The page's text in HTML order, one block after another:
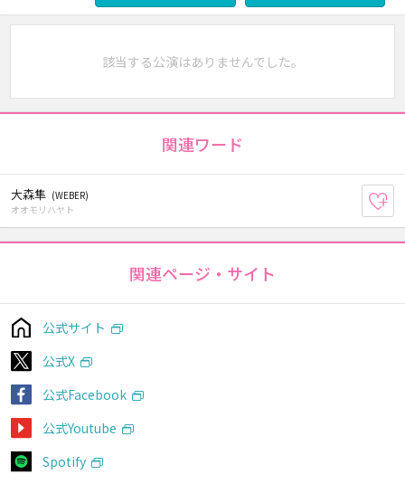
該当する公演はありませんでした。
関連ワード
大森隼 (WEBER)
オオモリハヤト
関連ページ・サイト
公式サイト
公式X
公式Facebook
公式Youtube
Spotify